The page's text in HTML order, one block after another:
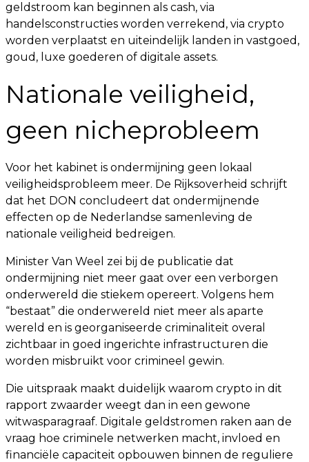
geldstroom kan beginnen als cash, via
handelsconstructies worden verrekend, via crypto
worden verplaatst en uiteindelijk landen in vastgoed,
goud, luxe goederen of digitale assets.
Nationale veiligheid,
geen nicheprobleem
Voor het kabinet is ondermijning geen lokaal
veiligheidsprobleem meer. De Rijksoverheid schrijft
dat het DON concludeert dat ondermijnende
effecten op de Nederlandse samenleving de
nationale veiligheid bedreigen.
Minister Van Weel zei bij de publicatie dat
ondermijning niet meer gaat over een verborgen
onderwereld die stiekem opereert. Volgens hem
“bestaat” die onderwereld niet meer als aparte
wereld en is georganiseerde criminaliteit overal
zichtbaar in goed ingerichte infrastructuren die
worden misbruikt voor crimineel gewin.
Die uitspraak maakt duidelijk waarom crypto in dit
rapport zwaarder weegt dan in een gewone
witwasparagraaf. Digitale geldstromen raken aan de
vraag hoe criminele netwerken macht, invloed en
financiële capaciteit opbouwen binnen de reguliere